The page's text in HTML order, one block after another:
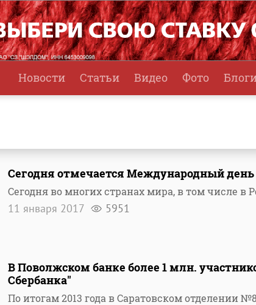
Новости Статьи Видео Фото
Сегодня отмечается Международный день
Сегодня во многих странах мира, в том числе в
11 января 2017 5951
В Поволжском банке более 1 млн.
Сбербанка"
По итогам 2013 года в Саратовском отделении